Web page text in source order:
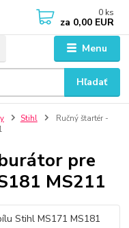
Menu
Hľadať
0 ks
za 0,00 EUR
Stihl
Ručný štartér -
pre
MS211